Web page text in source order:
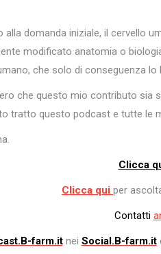
alla domanda iniziale, il cervello
modificato anatomia o
che solo di conseguenza lo
che questo mio contributo sia
tratto questo podcast e tutte le
Clicca
Clicca qui per
Contatti
farm.itnei Social.B-farm.it